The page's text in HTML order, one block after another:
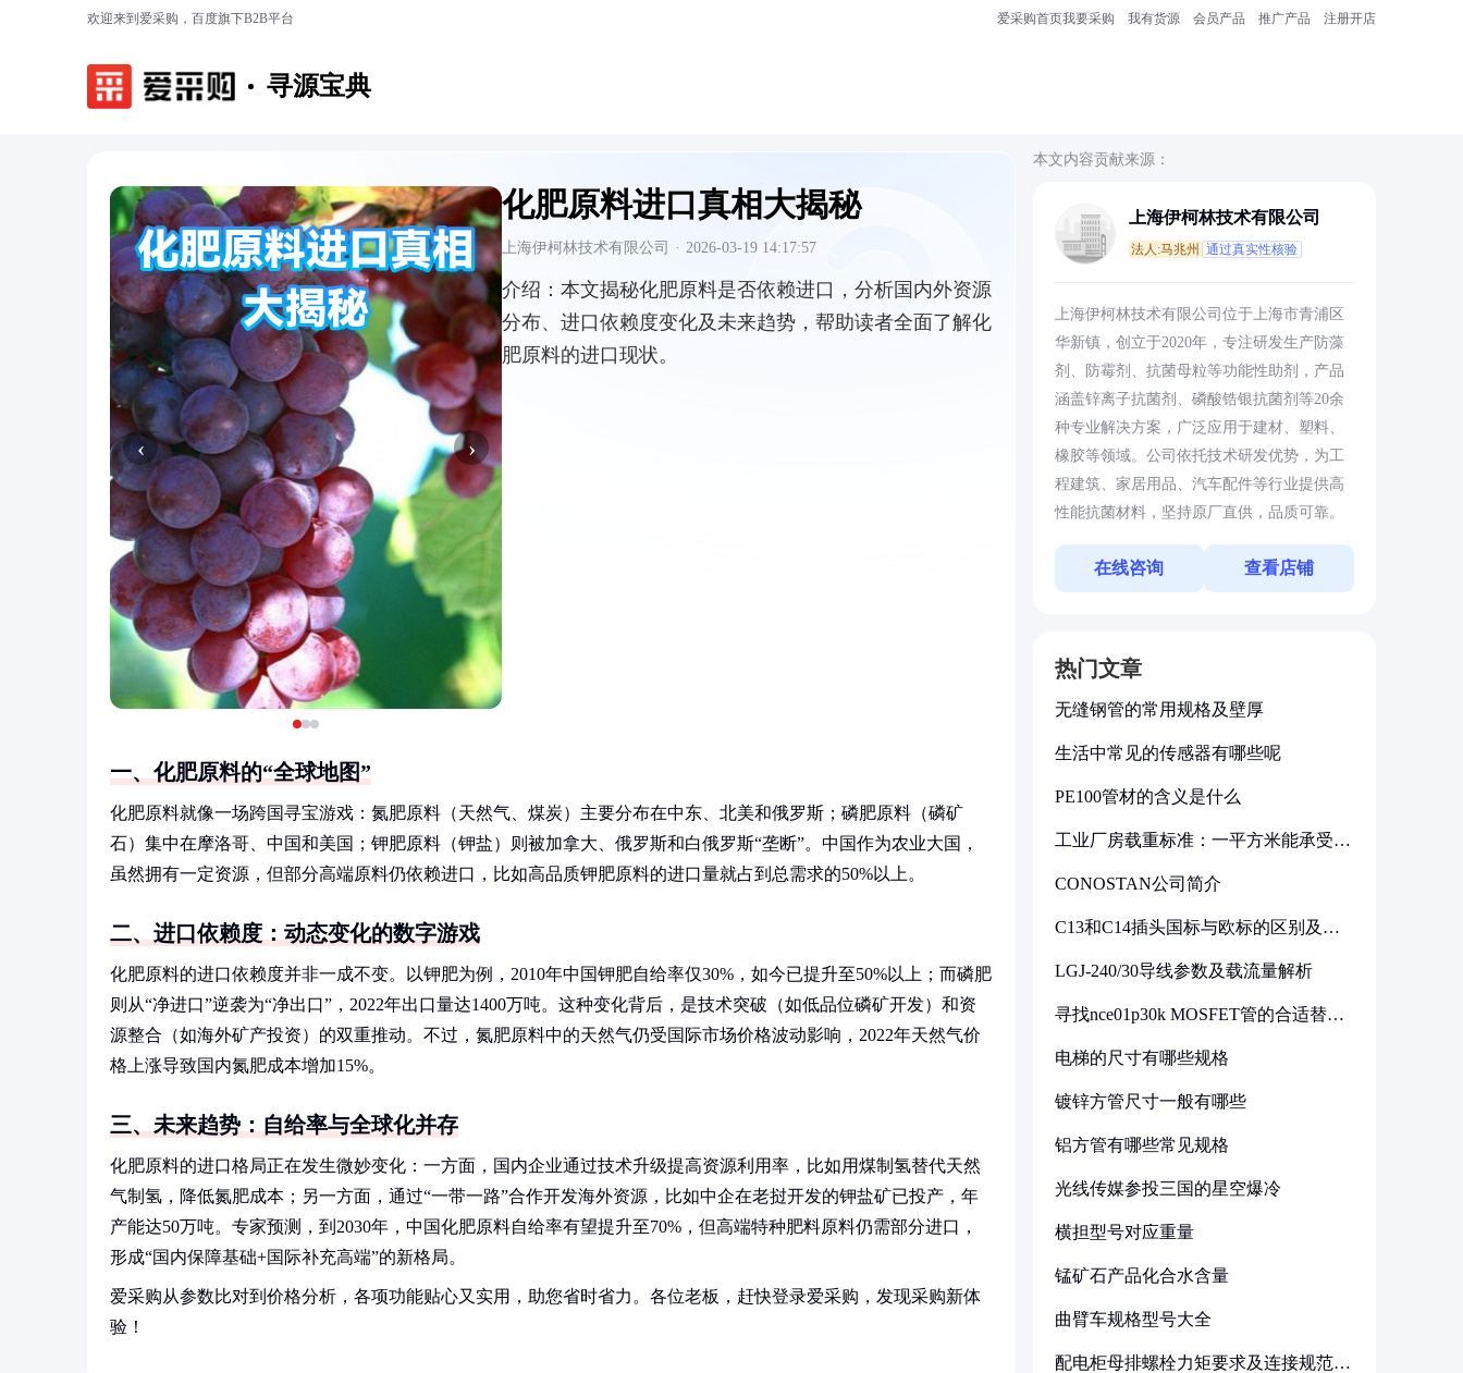
欢迎来到爱采购，百度旗下B2B平台 爱采购首页我要采购 我有货源 会员产品 推广产品 注册开店
寻源宝典
‹ ›
化肥原料进口真相大揭秘
上海伊柯林技术有限公司 · 2026-03-19 14:17:57
介绍： 本文揭秘化肥原料是否依赖进口，分析国内外资源
分布、进口依赖度变化及未来趋势，帮助读者全面了解化
肥原料的进口现状。
一、化肥原料的“全球地图”
化肥原料就像一场跨国寻宝游戏：氮肥原料（天然气、煤炭）主要分布在中东、北美和俄罗斯；磷肥原料（磷矿
石）集中在摩洛哥、中国和美国；钾肥原料（钾盐）则被加拿大、俄罗斯和白俄罗斯“垄断”。中国作为农业大国，
虽然拥有一定资源，但部分高端原料仍依赖进口，比如高品质钾肥原料的进口量就占到总需求的50%以上。
二、进口依赖度：动态变化的数字游戏
化肥原料的进口依赖度并非一成不变。以钾肥为例，2010年中国钾肥自给率仅30%，如今已提升至50%以上；而磷肥
则从“净进口”逆袭为“净出口”，2022年出口量达1400万吨。这种变化背后，是技术突破（如低品位磷矿开发）和资
源整合（如海外矿产投资）的双重推动。不过，氮肥原料中的天然气仍受国际市场价格波动影响，2022年天然气价
格上涨导致国内氮肥成本增加15%。
三、未来趋势：自给率与全球化并存
化肥原料的进口格局正在发生微妙变化：一方面，国内企业通过技术升级提高资源利用率，比如用煤制氢替代天然
气制氢，降低氮肥成本；另一方面，通过“一带一路”合作开发海外资源，比如中企在老挝开发的钾盐矿已投产，年
产能达50万吨。专家预测，到2030年，中国化肥原料自给率有望提升至70%，但高端特种肥料原料仍需部分进口，
形成“国内保障基础+国际补充高端”的新格局。
爱采购从参数比对到价格分析，各项功能贴心又实用，助您省时省力。各位老板，赶快登录爱采购，发现采购新体
验！
本文内容贡献来源：
上海伊柯林技术有限公司
法人:马兆州 通过真实性核验
上海伊柯林技术有限公司位于上海市青浦区
华新镇，创立于2020年，专注研发生产防藻
剂、防霉剂、抗菌母粒等功能性助剂，产品
涵盖锌离子抗菌剂、磷酸锆银抗菌剂等20余
种专业解决方案，广泛应用于建材、塑料、
橡胶等领域。公司依托技术研发优势，为工
程建筑、家居用品、汽车配件等行业提供高
性能抗菌材料，坚持原厂直供，品质可靠。
在线咨询 查看店铺
热门文章
无缝钢管的常用规格及壁厚
生活中常见的传感器有哪些呢
PE100管材的含义是什么
工业厂房载重标准：一平方米能承受多
CONOSTAN公司简介
C13和C14插头国标与欧标的区别及其
LGJ-240/30导线参数及载流量解析
寻找nce01p30k MOSFET管的合适替代
电梯的尺寸有哪些规格
镀锌方管尺寸一般有哪些
铝方管有哪些常见规格
光线传媒参投三国的星空爆冷
横担型号对应重量
锰矿石产品化合水含量
曲臂车规格型号大全
配电柜母排螺栓力矩要求及连接规范详